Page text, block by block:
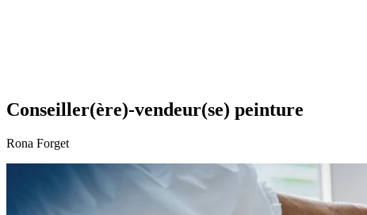
Conseiller(ère)-vendeur(se) peinture
Rona Forget